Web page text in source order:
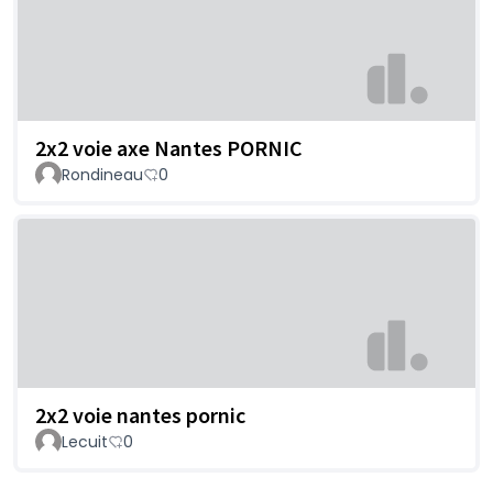
2x2 voie axe Nantes PORNIC
Rondineau 0
2x2 voie nantes pornic
Lecuit 0